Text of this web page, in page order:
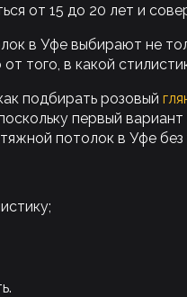
от 15 до 20 лет и
в Уфе выбирают не
от того, в какой
подбирать розовый
первый
потолок в Уфе